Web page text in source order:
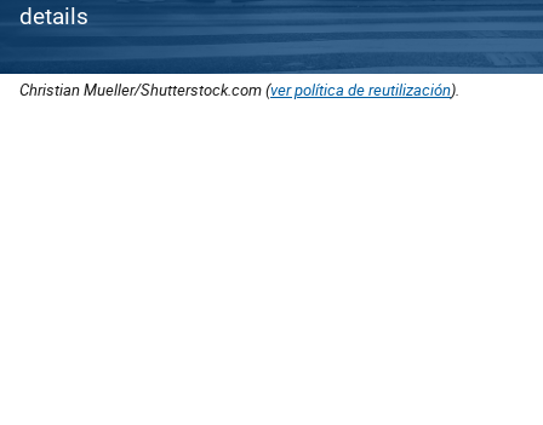
details
Christian Mueller/Shutterstock.com (ver política de reutilización).